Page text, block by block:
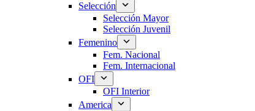
Selección
Selección Mayor
Selección Juvenil
Femenino
Fem. Nacional
Fem. Internacional
OFI
OFI Interior
America